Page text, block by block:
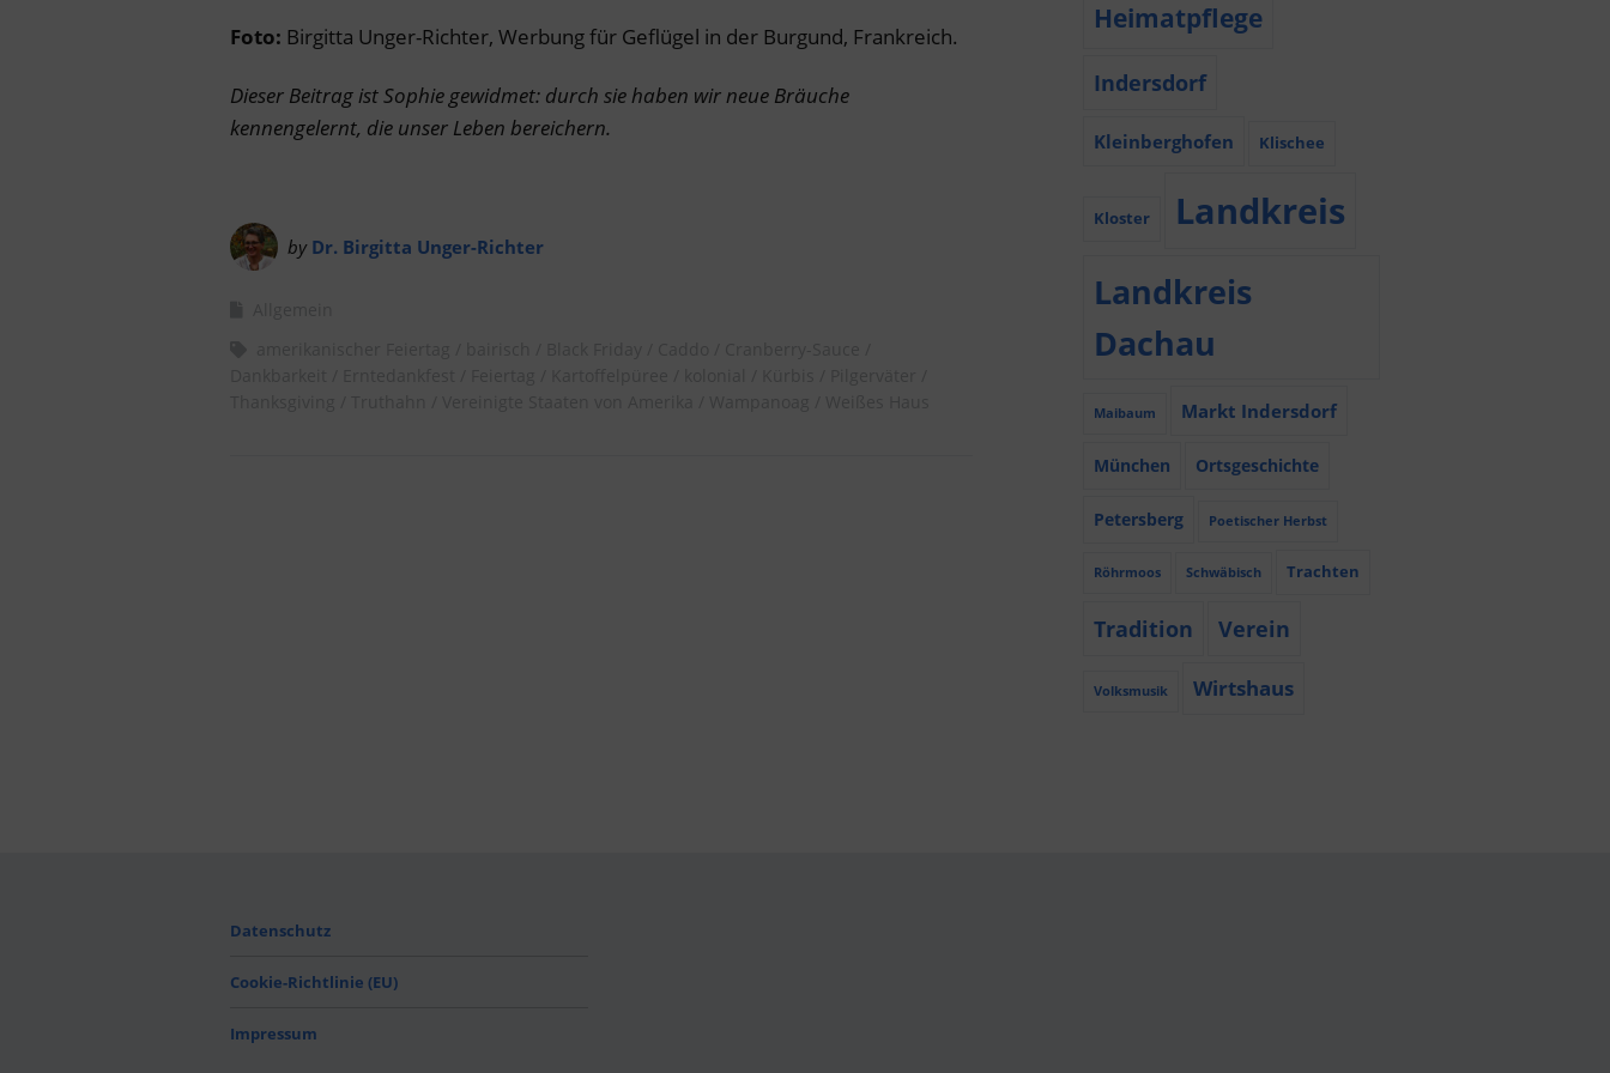
Foto: Birgitta Unger-Richter, Werbung für Geflügel in der Burgund, Frankreich.
Dieser Beitrag ist Sophie gewidmet: durch sie haben wir neue Bräuche
kennengelernt, die unser Leben bereichern.
by Dr. Birgitta Unger-Richter
Heimatpflege
Indersdorf
Kleinberghofen Klischee
Kloster Landkreis
Landkreis
Dachau
Maibaum Markt Indersdorf
München Ortsgeschichte
Petersberg Poetischer Herbst
Röhrmoos Schwäbisch Trachten
Tradition Verein
Volksmusik Wirtshaus
Datenschutz
Cookie-Richtlinie (EU)
Impressum